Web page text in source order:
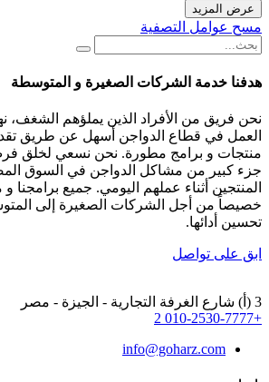
عرض المزيد
مسح عوامل التصفية
هدفنا خدمة الشركات الصغيرة و المتوسطة
نحن فريق من الأفراد الذين يملؤهم الشغف،
العمل في قطاع الدواجن أسهل عن طريق
منتجات و برامج مطورة. نحن نسعي لخلق
جزء كبير من مشاكل الدواجن في السوق
المنتجين أثناء عملهم اليومي. جميع برامجنا
خصيصاً من أجل الشركات الصغيرة إلى
تحسين أدائها.
ابق على تواصل
3 (أ) شارع الغرفة التجارية - الجيزة - مصر
+2 010-2530-7777
info@goharz.com